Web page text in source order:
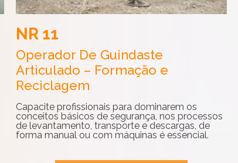
NR 11
Operador De Guindaste
Articulado – Formação e
Reciclagem
Capacite profissionais para dominarem os
conceitos básicos de segurança, nos processos
de levantamento, transporte e descargas, de
forma manual ou com máquinas é essencial.